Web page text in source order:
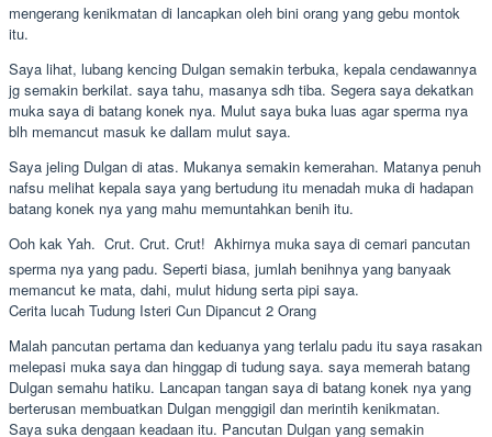
mengerang kenikmatan di lancapkan oleh bini orang yang gebu montok
itu.
Saya lihat, lubang kencing Dulgan semakin terbuka, kepala cendawannya
jg semakin berkilat. saya tahu, masanya sdh tiba. Segera saya dekatkan
muka saya di batang konek nya. Mulut saya buka luas agar sperma nya
blh memancut masuk ke dallam mulut saya.
Saya jeling Dulgan di atas. Mukanya semakin kemerahan. Matanya penuh
nafsu melihat kepala saya yang bertudung itu menadah muka di hadapan
batang konek nya yang mahu memuntahkan benih itu.
Ooh kak Yah.  Crut. Crut. Crut!  Akhirnya muka saya di cemari pancutan
sperma nya yang padu. Seperti biasa, jumlah benihnya yang banyaak
memancut ke mata, dahi, mulut hidung serta pipi saya.
Cerita lucah Tudung Isteri Cun Dipancut 2 Orang
Malah pancutan pertama dan keduanya yang terlalu padu itu saya rasakan
melepasi muka saya dan hinggap di tudung saya. saya memerah batang
Dulgan semahu hatiku. Lancapan tangan saya di batang konek nya yang
berterusan membuatkan Dulgan menggigil dan merintih kenikmatan.
Saya suka dengaan keadaan itu. Pancutan Dulgan yang semakin